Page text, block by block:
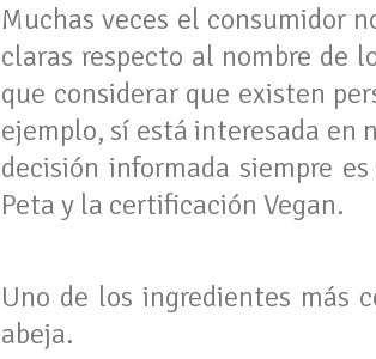
Muchas veces el consumidor
claras respecto al nombre de
que considerar que existen
ejemplo, sí está interesada en
decisión informada siempre
Peta y la certificación Vegan.
Uno de los ingredientes más
abeja.